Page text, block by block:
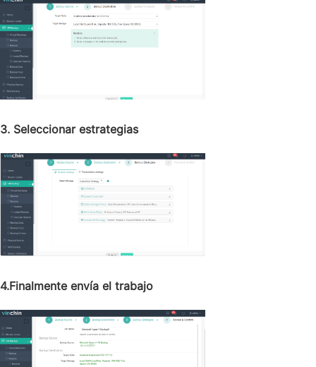
3. Seleccionar estrategias
4.Finalmente envía el trabajo